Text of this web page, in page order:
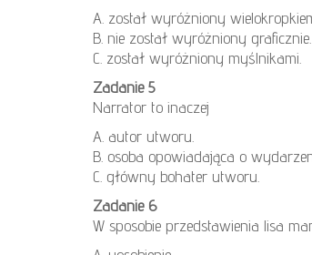
A. został wyróżniony
B. nie został wyróżniony graficznie.
C. został wyróżniony myślnikami.
Zadanie 5
Narrator to inaczej
A. autor utworu.
B. osoba opowiadająca o
C. główny bohater utworu.
Zadanie 6
W sposobie przedstawienia lisa